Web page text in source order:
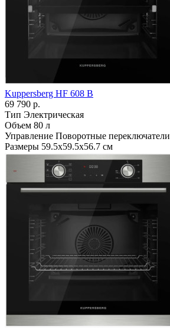
Kuppersberg HF 608 B
69 790 р.
Тип Электрическая
Объем 80 л
Управление Поворотные переключатели
Размеры 59.5х59.5х56.7 см